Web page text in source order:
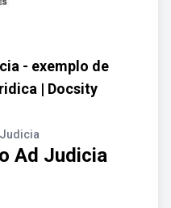
- exemplo de
| Docsity
Ad Judicia